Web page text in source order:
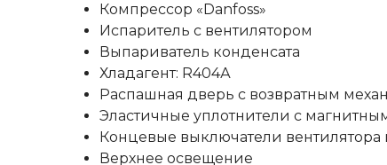
Компрессор «Danfoss»
Испаритель с вентилятором
Выпариватель конденсата
Хладагент: R404А
Распашная дверь с возвратным
Эластичные уплотнители с
Концевые выключатели вентилятора
Верхнее освещение